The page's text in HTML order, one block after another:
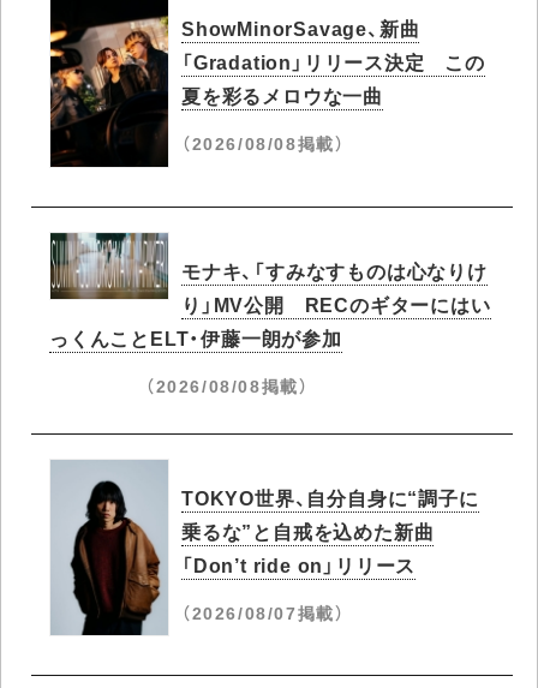
ShowMinorSavage、新曲
「Gradation」リリース決定 この
夏を彩るメロウな一曲
（2026/08/08掲載）
モナキ、「すみなすものは心なりけ
り」MV公開 RECのギターにはい
っくんことELT・伊藤一朗が参加
（2026/08/08掲載）
TOKYO世界、自分自身に“調子に
乗るな”と自戒を込めた新曲
「Don’t ride on」リリース
（2026/08/07掲載）